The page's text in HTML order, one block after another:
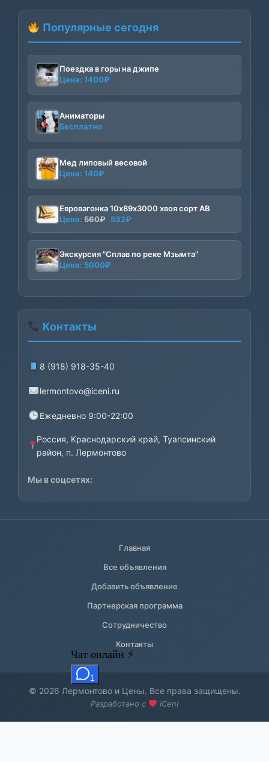
Популярные сегодня
Поездка в горы на джипе
Цена: 1400₽
Аниматоры
Бесплатно
Мед липовый весовой
Цена: 140₽
Евровагонка 10х89х3000 хвоя сорт АВ
Цена: 560₽ Первоначальная
составляла
560₽.
532₽
532₽.
Экскурсия "Сплав по реке Мзымта"
Цена: 5000₽
Контакты
8 (918) 918-35-40
lermontovo@iceni.ru
Ежедневно 9:00-22:00
Россия, Краснодарский край, Туапсинский
район, п. Лермонтово
Мы в соцсетях:
Главная
Все объявления
Добавить объявление
Партнерская программа
Сотрудничество
Контакты
© 2026 Лермонтово и Цены. Все права защищены.
Разработано с iCeni